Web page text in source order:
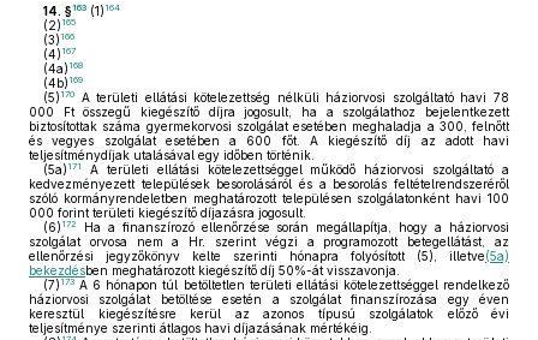
14. §163 (1) 164
(2) 165
(3) 166
(4) 167
(4a) 168
(4b) 169
(5) 170
A területi ellátási kötelezettség nélküli háziorvosi szolgáltató havi 78
000 Ft összegű kiegészítő díjra jogosult, ha a szolgálathoz bejelentkezett
biztosítottak száma gyermekorvosi szolgálat esetében meghaladja a 300, felnőtt
és vegyes szolgálat esetében a 600 főt. A kiegészítő díj az adott havi
teljesítménydíjak utalásával egy időben történik.
(5a) 171
A területi ellátási kötelezettséggel működő háziorvosi szolgáltató a
kedvezményezett települések besorolásáról és a besorolás feltételrendszeréről
szóló kormányrendeletben meghatározott településen szolgálatonként havi 100
000 forint területi kiegészítő díjazásra jogosult.
(6) 172
Ha a finanszírozó ellenőrzése során megállapítja, hogy a háziorvosi
szolgálat orvosa nem a Hr. szerint végzi a programozott betegellátást, az
ellenőrzési jegyzőkönyv kelte szerinti hónapra folyósított (5), illetve(5a)
bekezdésben meghatározott kiegészítő díj 50%-át visszavonja.
(7) 173 A 6 hónapon túl betöltetlen területi ellátási kötelezettséggel rendelkező
háziorvosi szolgálat betöltése esetén a szolgálat finanszírozása egy éven
keresztül kiegészítésre kerül az azonos típusú szolgálatok előző évi
teljesítménye szerinti átlagos havi díjazásának mértékéig.